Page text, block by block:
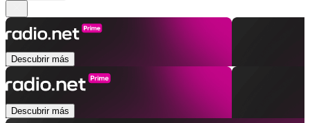
Descubrir más
Descubrir más